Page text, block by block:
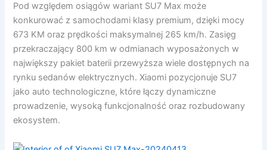
Pod względem osiągów wariant SU7 Max może
konkurować z samochodami klasy premium, dzięki mocy
673 KM oraz prędkości maksymalnej 265 km/h. Zasięg
przekraczający 800 km w odmianach wyposażonych w
największy pakiet baterii przewyższa wiele dostępnych na
rynku sedanów elektrycznych. Xiaomi pozycjonuje SU7
jako auto technologiczne, które łączy dynamiczne
prowadzenie, wysoką funkcjonalność oraz rozbudowany
ekosystem.